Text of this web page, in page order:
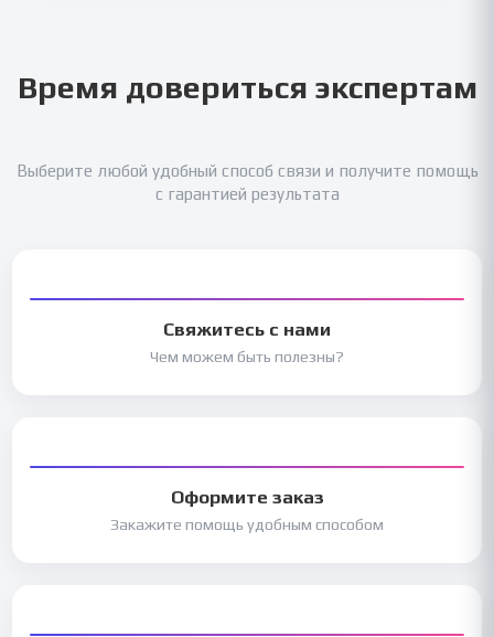
Время довериться экспертам
Выберите любой удобный способ связи и получите помощь
с гарантией результата
Свяжитесь с нами
Чем можем быть полезны?
Оформите заказ
Закажите помощь удобным способом